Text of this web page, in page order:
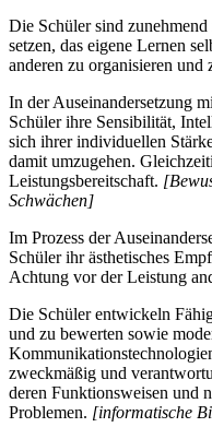
Die Schüler sind
setzen, das eigene Lernen
anderen zu organisieren und
In der Auseinandersetzung
Schüler ihre Sensibilität,
sich ihrer individuellen
damit umzugehen.
Leistungsbereitschaft.
Schwächen]
Im Prozess der
Schüler ihr ästhetisches
Achtung vor der Leistung
Die Schüler entwickeln
und zu bewerten sowie
zweckmäßig und
deren Funktionsweisen und
Problemen. [informatische